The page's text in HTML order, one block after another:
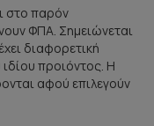
στο παρόν
ΦΠΑ. Σημειώνεται
διαφορετική
προιόντος. Η
αφού επιλεγούν